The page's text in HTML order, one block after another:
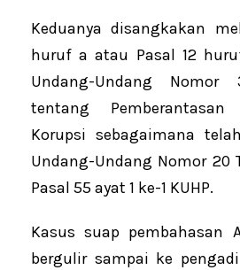
Keduanya disangkakan
huruf a atau Pasal 12
Undang-Undang Nomor
tentang
Korupsi sebagaimana
Undang-Undang Nomor 20
Pasal 55 ayat 1 ke-1 KUHP.
Kasus suap pembahasan
bergulir sampai ke